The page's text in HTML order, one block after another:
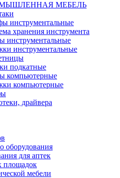
МЕБЕЛЬ
инструментальные
хранения инструмента
инструментальные
инструментальные
подкатные
компьютерные
компьютерные
драйвера
оборудования
для аптек
площадок
мебели